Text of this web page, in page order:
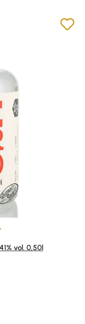
von 5 Sternen
vol. 0,50l